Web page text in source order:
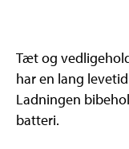
Tæt og
har en lang
Ladningen
batteri.